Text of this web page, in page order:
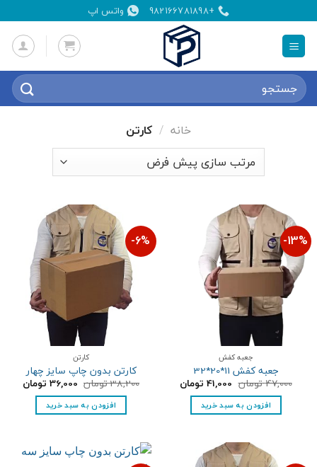
to
content
+982166781898 واتس اپ
جستجو
برای:
خانه / کارتن
13%-
جعبه کفش
جعبه کفش 11*20*32
47,000تومان قیمت
اصلی:
47,000 تومان
بود.
41,000 تومانقیمت
فعلی:
افزودن به سبد خرید
6%-
کارتن
کارتن بدون چاپ سایز چهار
38,200تومان قیمت
اصلی:
38,200 تومان
بود.
36,000 تومان
افزودن به سبد خرید